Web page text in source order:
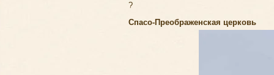
?
Спасо-Преображенская церковь